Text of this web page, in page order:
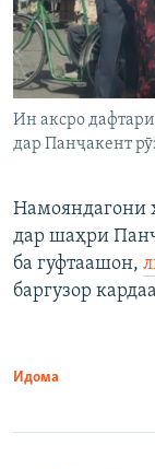
Ин аксро
дар Панҷакент
Намояндагони
дар шаҳри
ба гуфтаашон,
баргузор
Идома